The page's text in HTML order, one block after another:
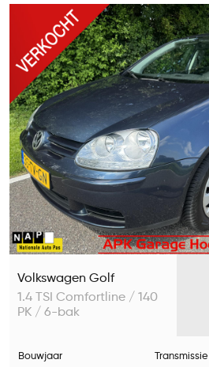
Volkswagen Golf
1.4 TSI Comfortline / 140
PK / 6-bak
Bouwjaar
Transmissie